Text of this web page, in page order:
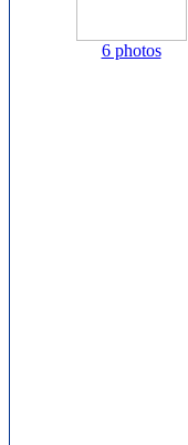
6 photos